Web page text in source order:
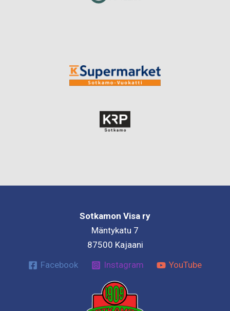
Sotkamon Visa ry
Mäntykatu 7
87500 Kajaani
Facebook
Instagram YouTube